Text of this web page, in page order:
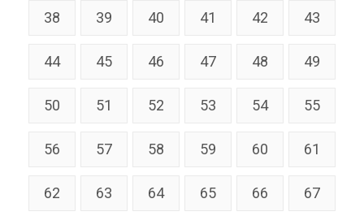
38 39 40 41 42 43
44 45 46 47 48 49
50 51 52 53 54 55
56 57 58 59 60 61
62 63 64 65 66 67